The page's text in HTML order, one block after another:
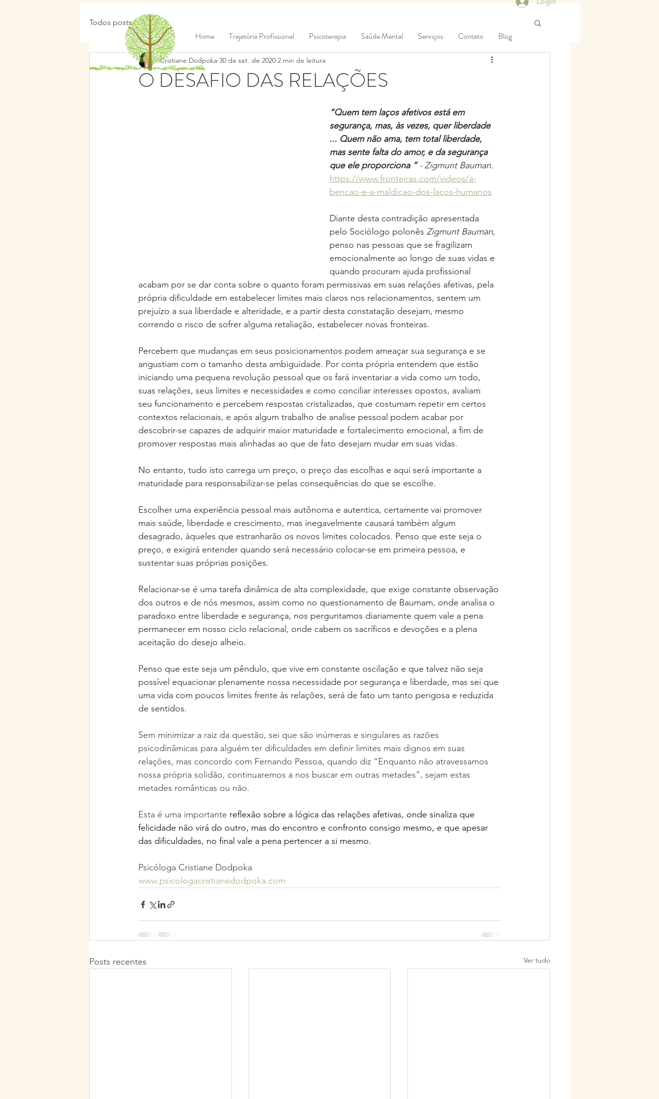
Todos posts
O DESAFIO DAS RELAÇÕES
Cristiane Dodpoka 30 de set. de 2020 2 min de leitura
“Quem tem laços afetivos está em
segurança, mas, às vezes, quer liberdade
... Quem não ama, tem total liberdade,
mas sente falta do amor, e da segurança
que ele proporciona ” - Zigmunt Bauman.
https://www.fronteiras.com/videos/a-
bencao-e-a-maldicao-dos-lacos-humanos
Diante desta contradição apresentada
pelo Sociólogo polonês Zigmunt Bauman,
penso nas pessoas que se fragilizam
emocionalmente ao longo de suas vidas e
quando procuram ajuda profissional
acabam por se dar conta sobre o quanto foram permissivas em suas relações afetivas, pela
própria dificuldade em estabelecer limites mais claros nos relacionamentos, sentem um
prejuízo a sua liberdade e alteridade, e a partir desta constatação desejam, mesmo
correndo o risco de sofrer alguma retaliação, estabelecer novas fronteiras.
Percebem que mudanças em seus posicionamentos podem ameaçar sua segurança e se
angustiam com o tamanho desta ambiguidade. Por conta própria entendem que estão
iniciando uma pequena revolução pessoal que os fará inventariar a vida como um todo,
suas relações, seus limites e necessidades e como conciliar interesses opostos, avaliam
seu funcionamento e percebem respostas cristalizadas, que costumam repetir em certos
contextos relacionais, e após algum trabalho de analise pessoal podem acabar por
descobrir-se capazes de adquirir maior maturidade e fortalecimento emocional, a fim de
promover respostas mais alinhadas ao que de fato desejam mudar em suas vidas.
No entanto, tudo isto carrega um preço, o preço das escolhas e aqui será importante a
maturidade para responsabilizar-se pelas consequências do que se escolhe.
Escolher uma experiência pessoal mais autônoma e autentica, certamente vai promover
mais saúde, liberdade e crescimento, mas inegavelmente causará também algum
desagrado, àqueles que estranharão os novos limites colocados. Penso que este seja o
preço, e exigirá entender quando será necessário colocar-se em primeira pessoa, e
sustentar suas próprias posições.
Relacionar-se é uma tarefa dinâmica de alta complexidade, que exige constante observação
dos outros e de nós mesmos, assim como no questionamento de Baumam, onde analisa o
paradoxo entre liberdade e segurança, nos perguntamos diariamente quem vale a pena
permanecer em nosso ciclo relacional, onde cabem os sacríficos e devoções e a plena
aceitação do desejo alheio.
Penso que este seja um pêndulo, que vive em constante oscilação e que talvez não seja
possível equacionar plenamente nossa necessidade por segurança e liberdade, mas sei que
uma vida com poucos limites frente às relações, será de fato um tanto perigosa e reduzida
de sentidos.
Sem minimizar a raiz da questão, sei que são inúmeras e singulares as razões
psicodinâmicas para alguém ter dificuldades em definir limites mais dignos em suas
relações, mas concordo com Fernando Pessoa, quando diz “Enquanto não atravessamos
nossa própria solidão, continuaremos a nos buscar em outras metades”, sejam estas
metades românticas ou não.
Esta é uma importante reflexão sobre a lógica das relações afetivas, onde sinaliza que
felicidade não virá do outro, mas do encontro e confronto consigo mesmo, e que apesar
das dificuldades, no final vale a pena pertencer a si mesmo.
Psicóloga Cristiane Dodpoka
www.psicologacristianedodpoka.com
Posts recentes Ver tudo
Home Trajetória Profissional Psicoterapia Saúde Mental Serviços Contato Blog